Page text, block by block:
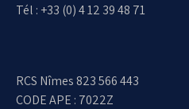
Tél : +33 (0) 4 12 39 48 71
RCS Nîmes 823 566 443
CODE APE : 7022Z